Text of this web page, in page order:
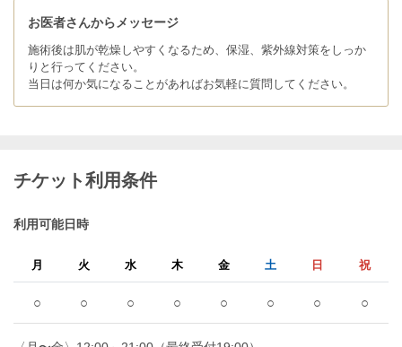
お医者さんからメッセージ
施術後は肌が乾燥しやすくなるため、保湿、紫外線対策をしっか
りと行ってください。
当日は何か気になることがあればお気軽に質問してください。
チケット利用条件
利用可能日時
月 火 水 木 金 土 日 祝
○ ○ ○ ○ ○ ○ ○ ○